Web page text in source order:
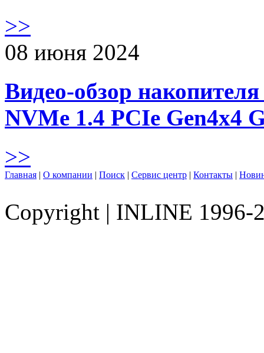
>>
08 июня 2024
Видео-обзор
NVMe 1.4 PCIe Gen4х4
>>
Главная | О компании | Поиск | Сервис центр | Контакты |
Copyright | INLINE 1996-